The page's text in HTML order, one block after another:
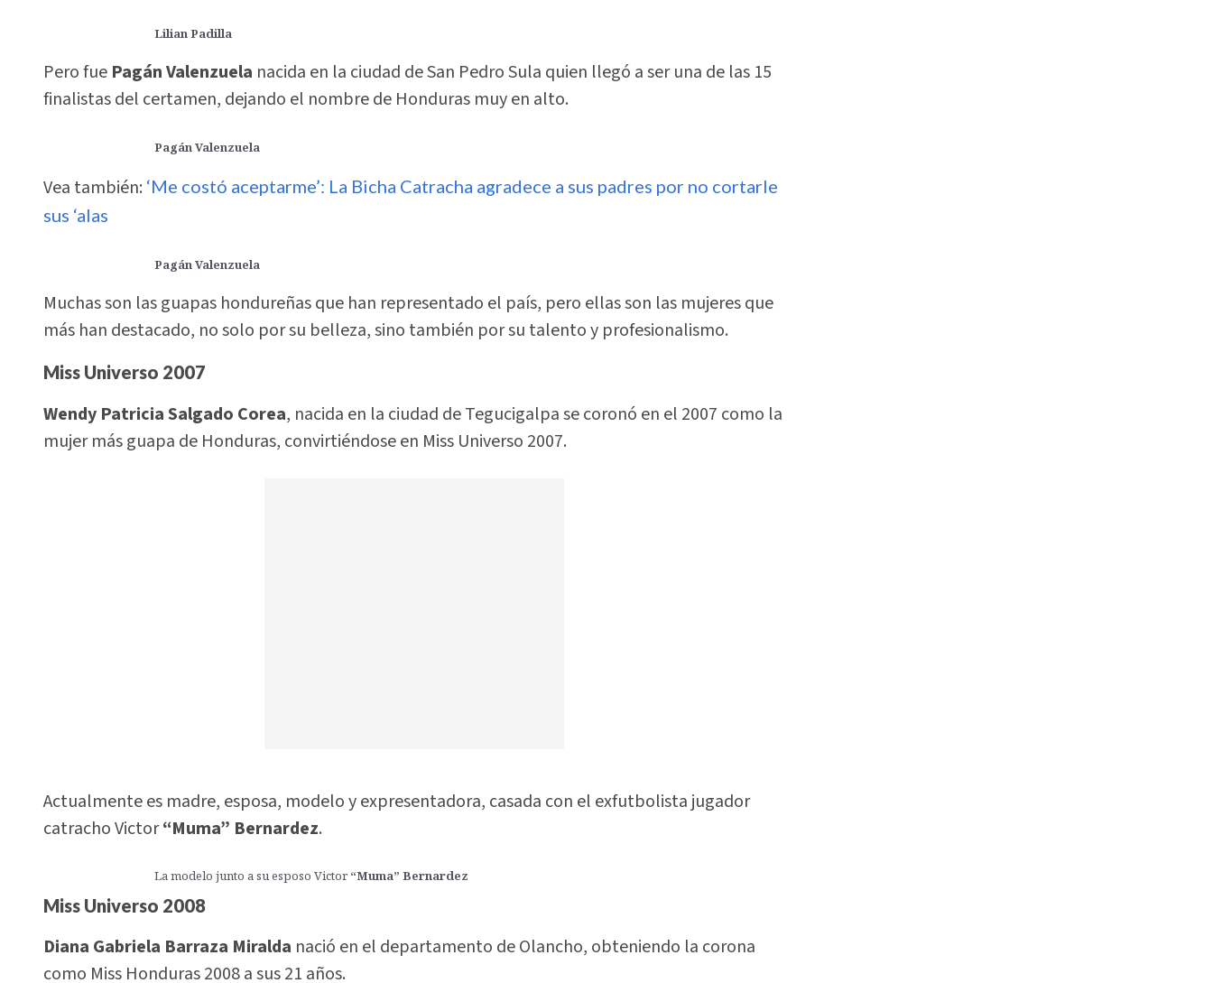
Lilian Padilla
Pero fue Pagán Valenzuela nacida en la ciudad de San Pedro Sula quien llegó a ser una de las 15
finalistas del certamen, dejando el nombre de Honduras muy en alto.
Pagán Valenzuela
Vea también: ‘Me costó aceptarme’: La Bicha Catracha agradece a sus padres por no cortarle
sus ‘alas
Pagán Valenzuela
Muchas son las guapas hondureñas que han representado el país, pero ellas son las mujeres que
más han destacado, no solo por su belleza, sino también por su talento y profesionalismo.
Miss Universo 2007
Wendy Patricia Salgado Corea, nacida en la ciudad de Tegucigalpa se coronó en el 2007 como la
mujer más guapa de Honduras, convirtiéndose en Miss Universo 2007.
Actualmente es madre, esposa, modelo y expresentadora, casada con el exfutbolista jugador
catracho Victor“Muma” Bernardez.
La modelo junto a su esposo Victor “Muma” Bernardez
Miss Universo 2008
Diana Gabriela Barraza Miralda nació en el departamento de Olancho, obteniendo la corona
como Miss Honduras 2008 a sus 21 años.